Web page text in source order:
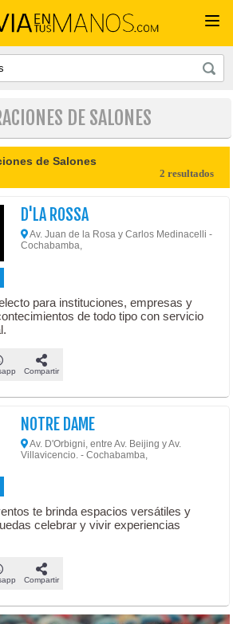
DE SALONES
de Salones
2 resultados
D'LA ROSSA
Av. Juan de la Rosa y Carlos Medinacelli -
Cochabamba,
para instituciones, empresas y
de todo tipo con servicio
Compartir
NOTRE DAME
Av. D'Orbigni, entre Av. Beijing y Av.
Villavicencio. - Cochabamba,
te brinda espacios versátiles y
celebrar y vivir experiencias
Compartir